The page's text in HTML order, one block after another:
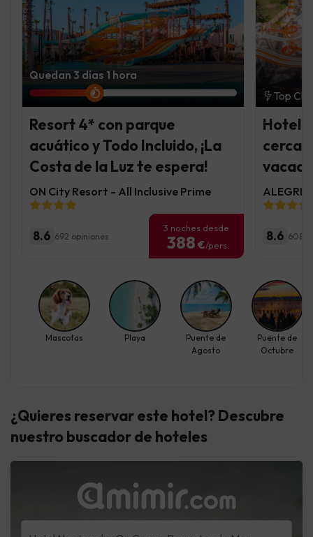
Quedan 3 días 1 hora
Resort 4* con parque
acuático y Todo Incluido, ¡La
Costa de la Luz te espera!
ON City Resort - All Inclusive Prime
8.6 692 opiniones
3 noches desde
388 €/pers.
Top
Hotel
cerca
8.6 6085
Mascotas Playa
Puente de
Agosto
Puente de
Octubre
¿Quieres reservar este hotel? Descubre
nuestro buscador de hoteles